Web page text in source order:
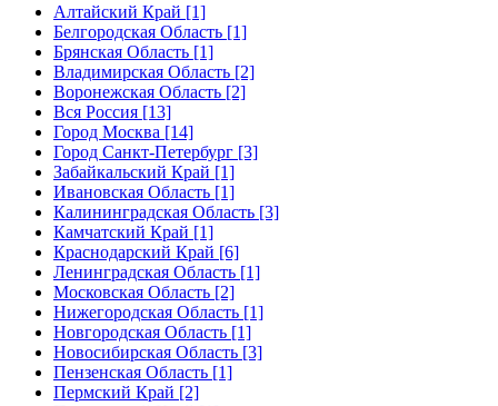
Алтайский Край [1]
Белгородская Область [1]
Брянская Область [1]
Владимирская Область [2]
Воронежская Область [2]
Вся Россия [13]
Город Москва [14]
Город Санкт-Петербург [3]
Забайкальский Край [1]
Ивановская Область [1]
Калининградская Область [3]
Камчатский Край [1]
Краснодарский Край [6]
Ленинградская Область [1]
Московская Область [2]
Нижегородская Область [1]
Новгородская Область [1]
Новосибирская Область [3]
Пензенская Область [1]
Пермский Край [2]